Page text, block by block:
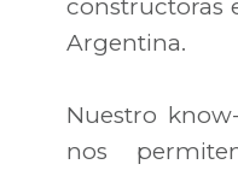
constructoras
Argentina.
Nuestro
nos